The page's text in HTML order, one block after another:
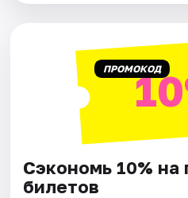
ПРОМОКОД
Сэкономь 10% на
билетов